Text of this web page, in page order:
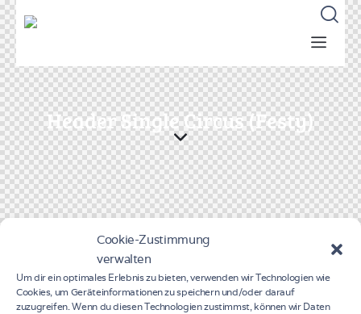
Cookie-Zustimmung
verwalten
Um dir ein optimales Erlebnis zu bieten, verwenden wir Technologien wie
Cookies, um Geräteinformationen zu speichern und/oder darauf
zuzugreifen. Wenn du diesen Technologien zustimmst, können wir Daten
Header Single Circus (Festy)